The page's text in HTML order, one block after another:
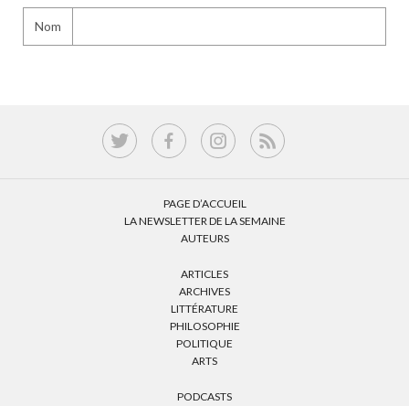
Nom
PAGE D’ACCUEIL
LA NEWSLETTER DE LA SEMAINE
AUTEURS
ARTICLES
ARCHIVES
LITTÉRATURE
PHILOSOPHIE
POLITIQUE
ARTS
PODCASTS